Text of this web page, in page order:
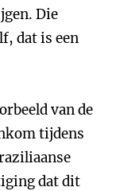
Die
dat is een
van de
tijdens
dat dit